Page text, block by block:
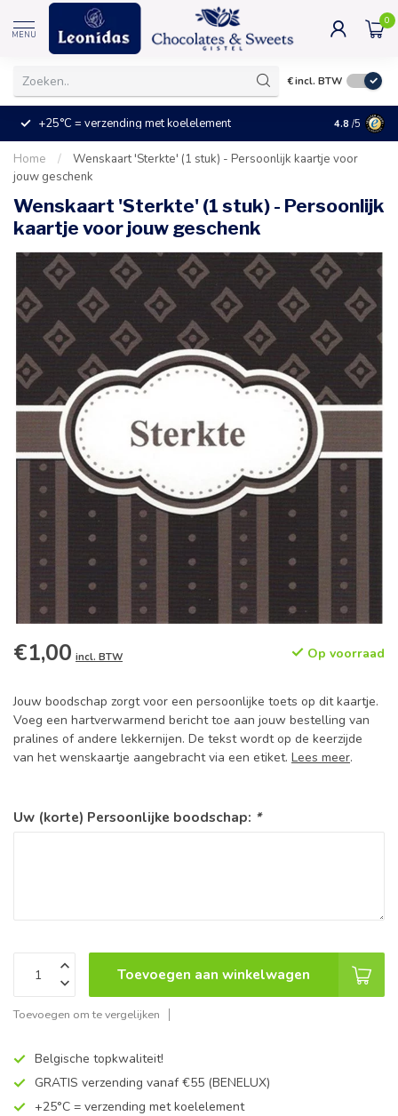
MENU
0
€incl. BTW
+25°C = verzending met koelelement Kleine
4.8 /5
Home /
Wenskaart 'Sterkte' (1 stuk) - Persoonlijk kaartje voor
jouw geschenk
Wenskaart 'Sterkte' (1 stuk) - Persoonlijk
kaartje voor jouw geschenk
€1,00 incl. BTW Op voorraad
Jouw boodschap zorgt voor een persoonlijke toets op dit kaartje.
Voeg een hartverwarmend bericht toe aan jouw bestelling van
pralines of andere lekkernijen. De tekst wordt op de keerzijde
van het wenskaartje aangebracht via een etiket. Lees meer.
Uw (korte) Persoonlijke boodschap: *
Toevoegen aan winkelwagen
Toevoegen om te vergelijken
Belgische topkwaliteit!
GRATIS verzending vanaf €55 (BENELUX)
+25°C = verzending met koelelement